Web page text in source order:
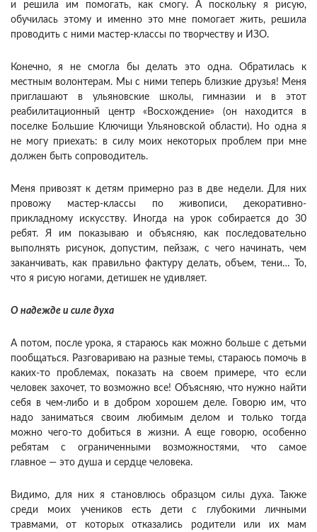
и решила им помогать, как смогу. А поскольку я рисую,
обучилась этому и именно это мне помогает жить, решила
проводить с ними мастер-классы по творчеству и ИЗО.
Конечно, я не смогла бы делать это одна. Обратилась к
местным волонтерам. Мы с ними теперь близкие друзья! Меня
приглашают в ульяновские школы, гимназии и в этот
реабилитационный центр «Восхождение» (он находится в
поселке Большие Ключищи Ульяновской области). Но одна я
не могу приехать: в силу моих некоторых проблем при мне
должен быть сопроводитель.
Меня привозят к детям примерно раз в две недели. Для них
провожу мастер-классы по живописи, декоративно-
прикладному искусству. Иногда на урок собирается до 30
ребят. Я им показываю и объясняю, как последовательно
выполнять рисунок, допустим, пейзаж, с чего начинать, чем
заканчивать, как правильно фактуру делать, объем, тени… То,
что я рисую ногами, детишек не удивляет.
О надежде и силе духа
А потом, после урока, я стараюсь как можно больше с детьми
пообщаться. Разговариваю на разные темы, стараюсь помочь в
каких-то проблемах, показать на своем примере, что если
человек захочет, то возможно все! Объясняю, что нужно найти
себя в чем-либо и в добром хорошем деле. Говорю им, что
надо заниматься своим любимым делом и только тогда
можно чего-то добиться в жизни. А еще говорю, особенно
ребятам с ограниченными возможностями, что самое
главное — это душа и сердце человека.
Видимо, для них я становлюсь образцом силы духа. Также
среди моих учеников есть дети с глубокими личными
травмами, от которых отказались родители или их мам